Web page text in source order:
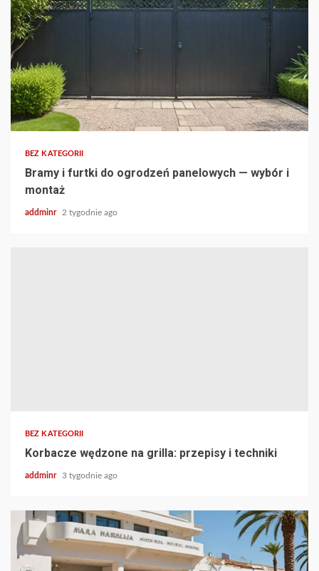
BEZ KATEGORII
Bramy i furtki do ogrodzeń panelowych — wybór i
montaż
addminr 2 tygodnie ago
BEZ KATEGORII
Korbacze wędzone na grilla: przepisy i techniki
addminr 3 tygodnie ago